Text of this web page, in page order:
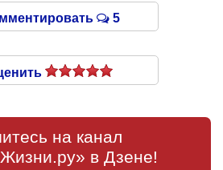
5
на канал
в Дзене!